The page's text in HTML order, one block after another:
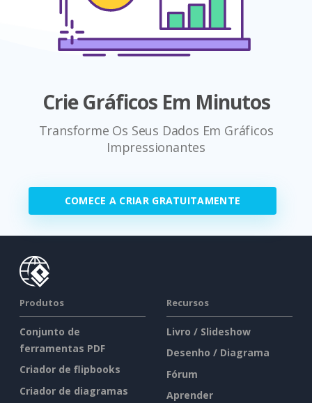
Crie Gráficos Em Minutos
Transforme Os Seus Dados Em Gráficos
Impressionantes
COMECE A CRIAR GRATUITAMENTE
Produtos
Conjunto de
ferramentas PDF
Criador de flipbooks
Criador de diagramas
Recursos
Livro / Slideshow
Desenho / Diagrama
Fórum
Aprender